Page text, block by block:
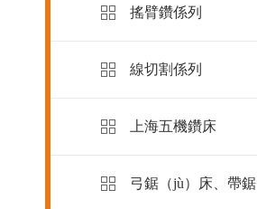
搖臂鑽係列
線切割係列
上海五機鑽床
弓鋸（jù）床、帶鋸